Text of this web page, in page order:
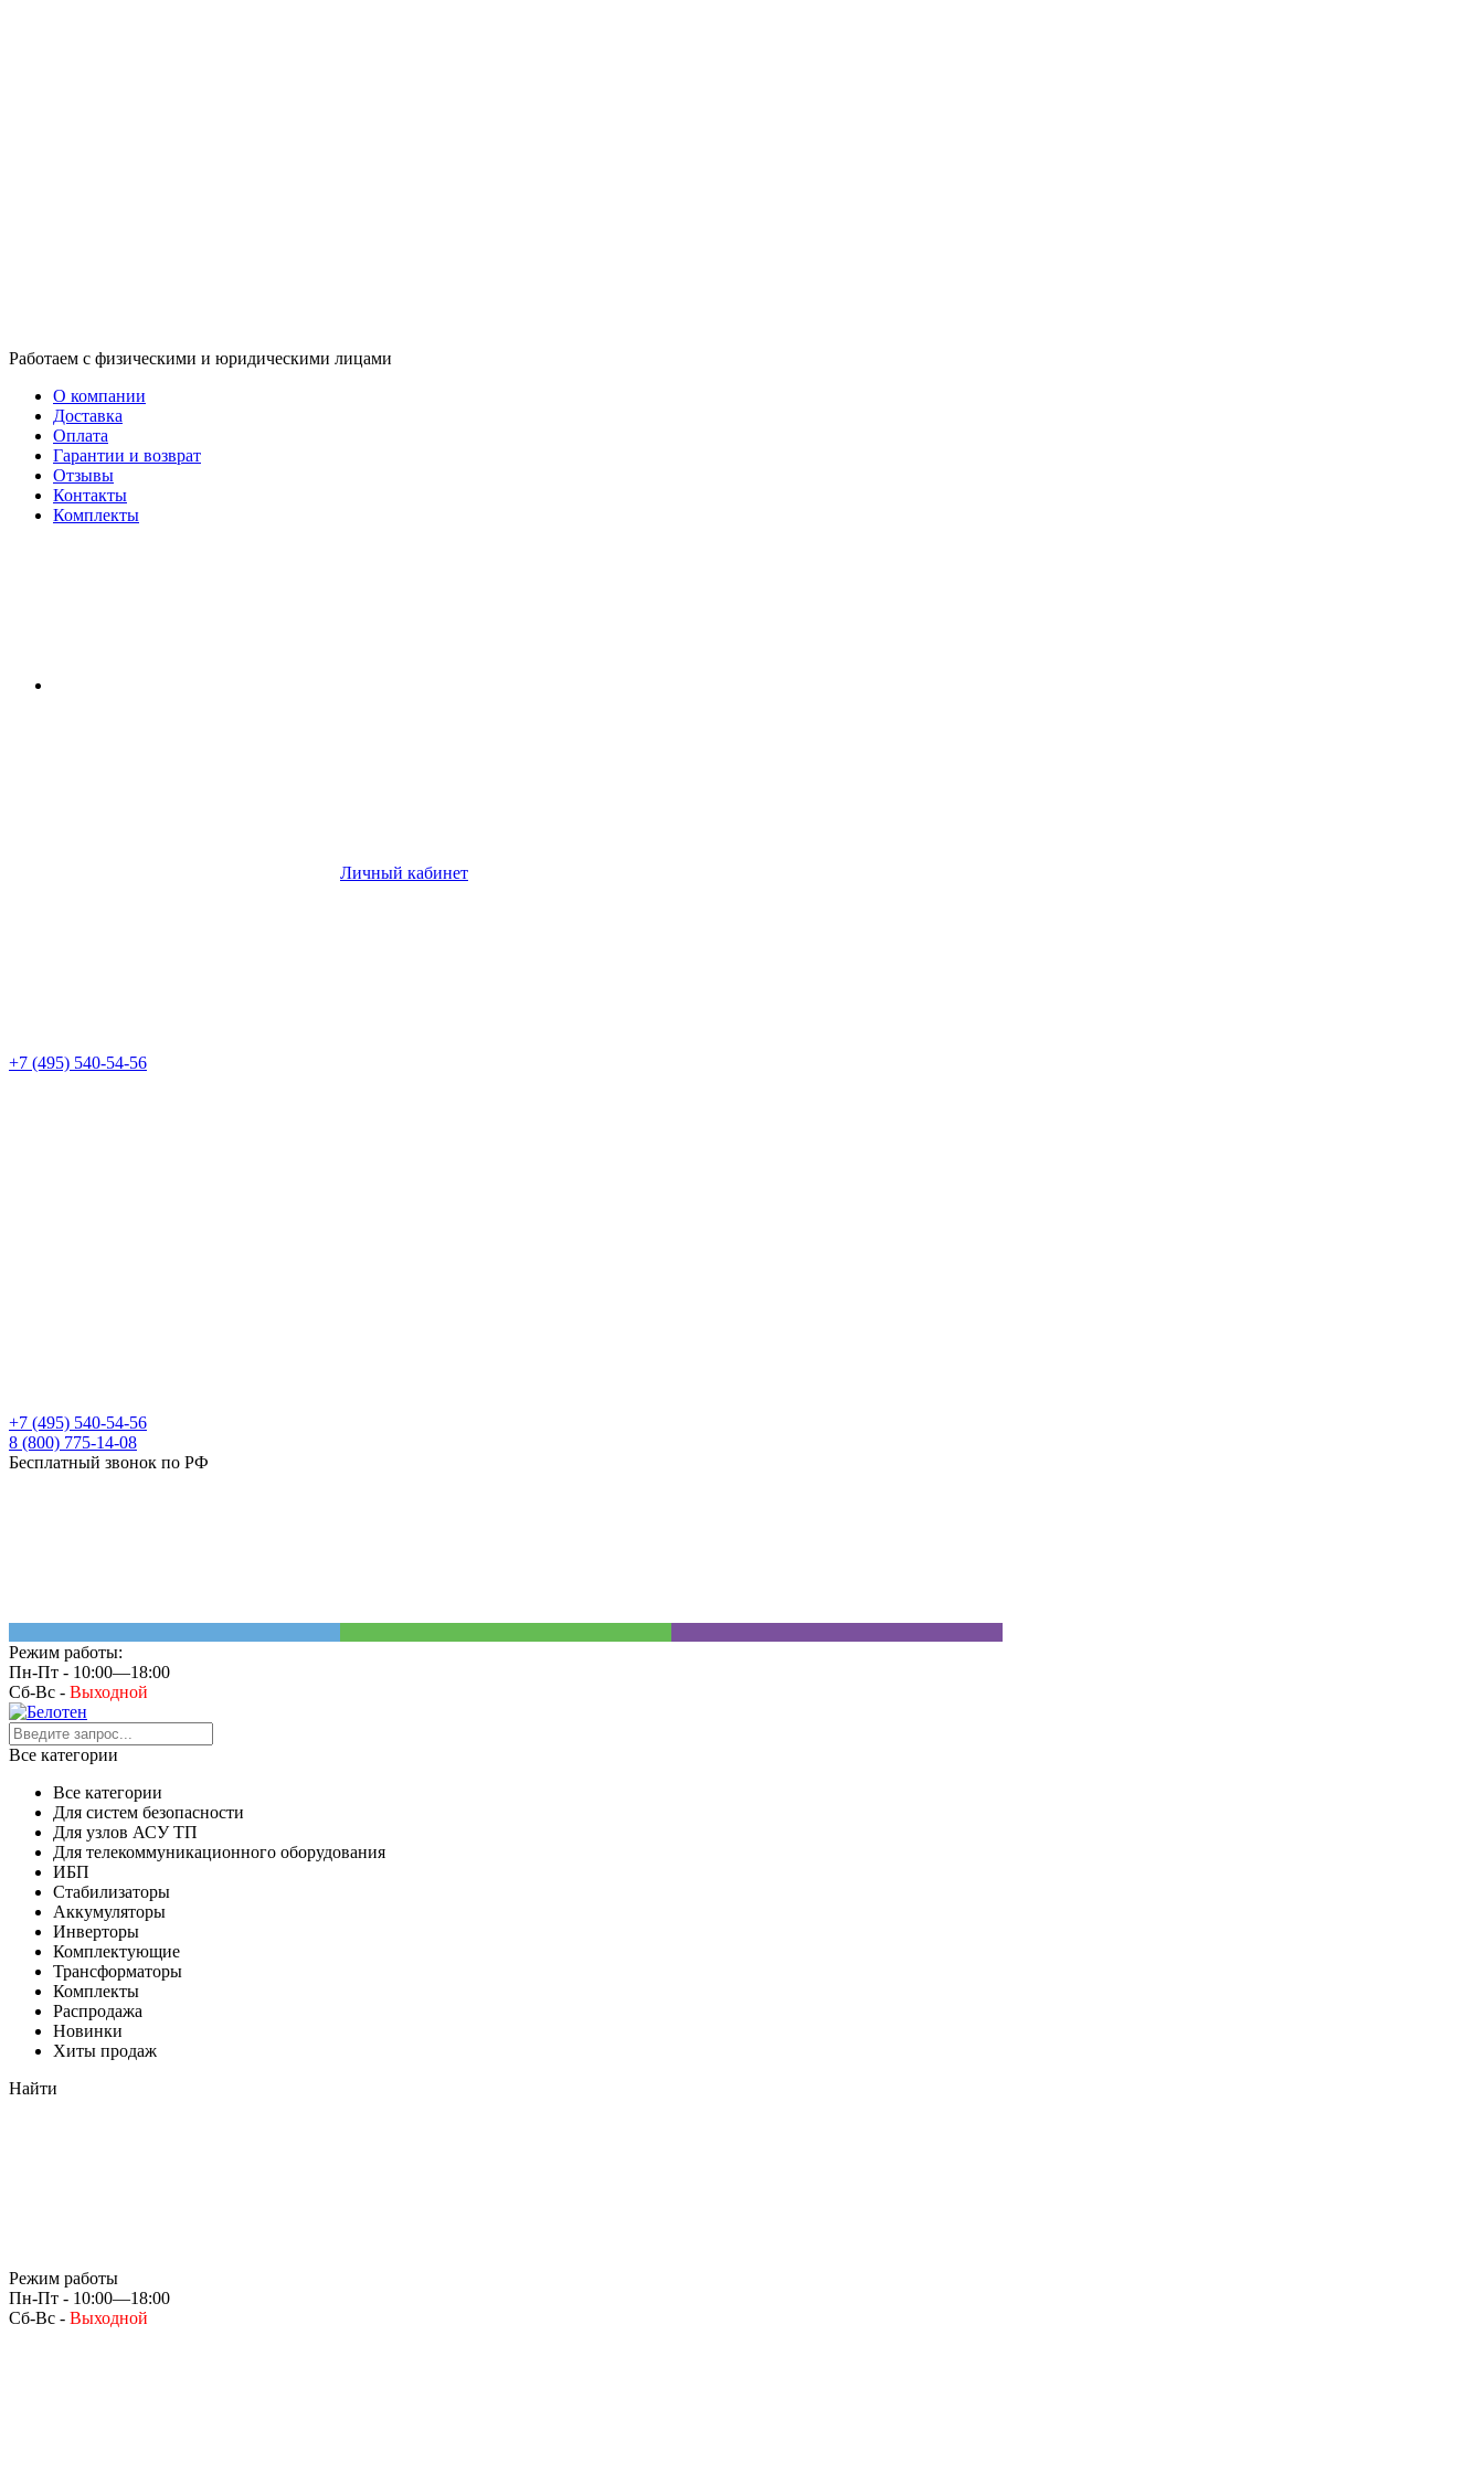
Работаем с физическими и юридическими лицами
О компании
Доставка
Оплата
Гарантии и возврат
Отзывы
Контакты
Комплекты
Личный кабинет
+7 (495) 540-54-56
+7 (495) 540-54-56
8 (800) 775-14-08
Бесплатный звонок по РФ
Режим работы:
Пн-Пт - 10:00—18:00
Сб-Вс - Выходной
Все категории
Все категории
Для систем безопасности
Для узлов АСУ ТП
Для телекоммуникационного оборудования
ИБП
Стабилизаторы
Аккумуляторы
Инверторы
Комплектующие
Трансформаторы
Комплекты
Распродажа
Новинки
Хиты продаж
Найти
Режим работы
Пн-Пт - 10:00—18:00
Сб-Вс - Выходной